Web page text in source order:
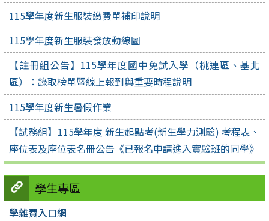
115學年度新生服裝繳費單補印說明
115學年度新生服裝發放動線圖
【註冊組公告】115學年度國中免試入學（桃連區、基北
區）：錄取榜單暨線上報到與重要時程說明
115學年度新生暑假作業
【試務組】115學年度 新生起點考(新生學力測驗) 考程表、
座位表及座位表名冊公告《已報名申請進入實驗班的同學》
學生專區
學雜費入口網